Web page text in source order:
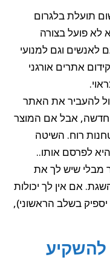
תועלת בלגרום
לא פועל בצורה
לאנשים וגם למנועי
אתרים אורגני
להעביר את האתר
חדשה, אבל אם המוצר
רוח. השיטה
לפרסם אותו..
מבלי שיש לך את
אם אין לך יכולות
יספיק בשלב הראשוני),
להשקיע